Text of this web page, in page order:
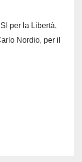
per la Libertà,
Nordio, per il